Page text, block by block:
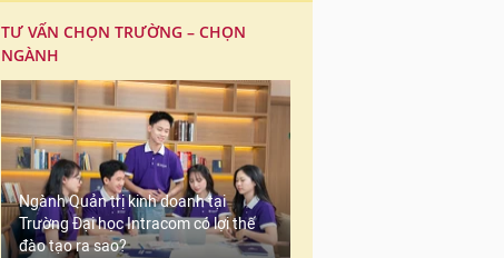
TƯ VẤN CHỌN TRƯỜNG – CHỌN
NGÀNH
Ngành Quản trị kinh doanh tại
Trường Đại học Intracom có lợi thế
đào tạo ra sao?